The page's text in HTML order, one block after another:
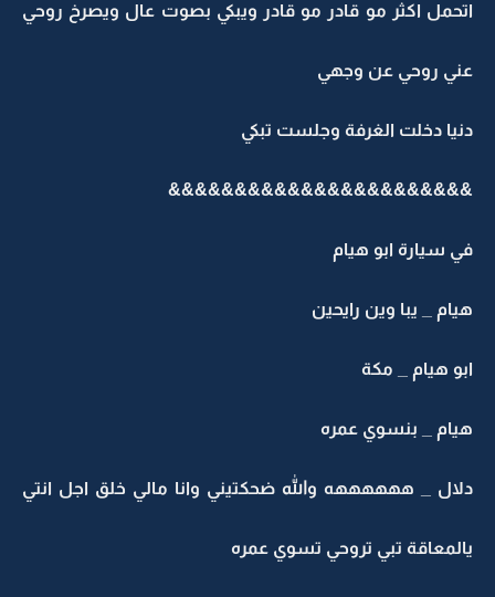
اكثر مو قادر مو قادر ويبكي بصوت عال ويصرخ روحي
روحي عن وجهي
دخلت الغرفة وجلست تبكي
سيارة ابو هيام
_ يبا وين رايحين
هيام _ مكة
_ بنسوي عمره
_ ههههههه والله ضحكتيني وانا مالي خلق اجل انتي
تبي تروحي تسوي عمره